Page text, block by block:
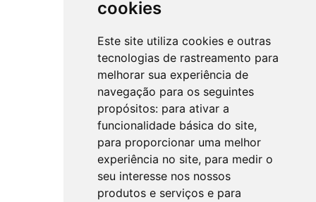
cookies
Este site utiliza cookies e outras
tecnologias de rastreamento para
melhorar sua experiência de
navegação para os seguintes
propósitos: para ativar a
funcionalidade básica do site,
para proporcionar uma melhor
experiência no site, para medir o
seu interesse nos nossos
produtos e serviços e para